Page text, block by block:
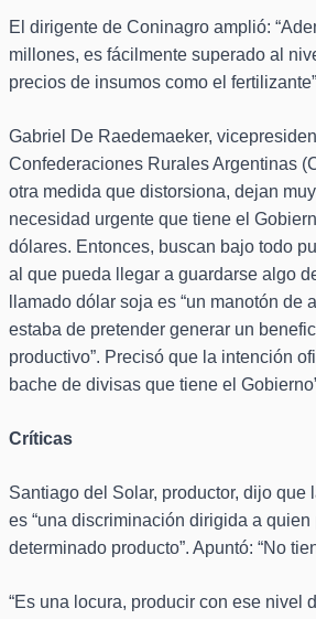
El dirigente de Coninagro amplió:
millones, es fácilmente superado al
precios de insumos como el
Gabriel De Raedemaeker,
Confederaciones Rurales Argentinas
otra medida que distorsiona, dejan
necesidad urgente que tiene el
dólares. Entonces, buscan bajo todo
al que pueda llegar a guardarse algo
llamado dólar soja es “un manotón de
estaba de pretender generar un
productivo”. Precisó que la intención
bache de divisas que tiene el
Críticas
Santiago del Solar, productor, dijo que
es “una discriminación dirigida a quien
determinado producto”. Apuntó: “No
“Es una locura, producir con ese nivel